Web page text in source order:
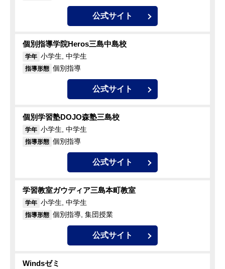
公式サイト
個別指導学院Heros三島中島校
学年 小学生, 中学生
指導形態 個別指導
公式サイト
個別学習塾DOJO森塾三島校
学年 小学生, 中学生
指導形態 個別指導
公式サイト
学習教室ガウディア三島本町教室
学年 小学生, 中学生
指導形態 個別指導, 集団授業
公式サイト
Windsゼミ